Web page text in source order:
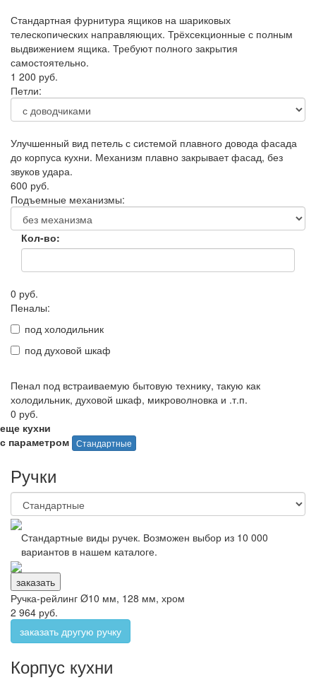
Стандартная фурнитура ящиков на шариковых
телескопических направляющих. Трёхсекционные с полным
выдвижением ящика. Требуют полного закрытия
самостоятельно.
1 200 руб.
Петли:
Улучшенный вид петель с системой плавного довода фасада
до корпуса кухни. Механизм плавно закрывает фасад, без
звуков удара.
600 руб.
Подъемные механизмы:
Кол-во:
0 руб.
Пеналы:
под холодильник
под духовой шкаф
Пенал под встраиваемую бытовую технику, такую как
холодильник, духовой шкаф, микроволновка и .т.п.
0 руб.
еще кухни
с параметром Стандартные
Ручки
Стандартные виды ручек. Возможен выбор из 10 000
вариантов в нашем каталоге.
заказать
Ручка-рейлинг Ø10 мм, 128 мм, хром
2 964 руб.
заказать другую ручку
Корпус кухни